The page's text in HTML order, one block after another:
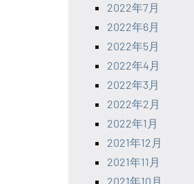
2022年7月
2022年6月
2022年5月
2022年4月
2022年3月
2022年2月
2022年1月
2021年12月
2021年11月
2021年10月